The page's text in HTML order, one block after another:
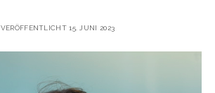
VERÖFFENTLICHT 15. JUNI 2023